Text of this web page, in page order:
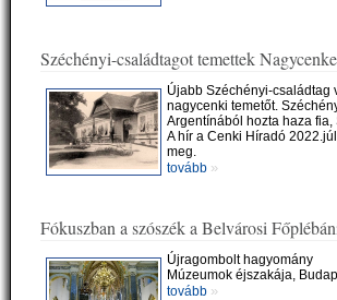
Széchényi-családtagot temettek
Újabb Széchényi-családtag
nagycenki temetőt.
Argentínából hozta haza
A hír a Cenki Híradó
meg.
tovább »
Fókuszban a szószék a Belvárosi
Újragombolt hagyomány
Múzeumok éjszakája,
tovább »